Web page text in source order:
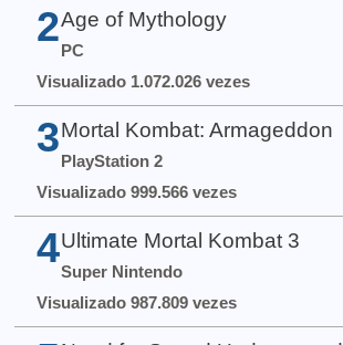
2 Age of Mythology
PC
Visualizado 1.072.026 vezes
3 Mortal Kombat: Armageddon
PlayStation 2
Visualizado 999.566 vezes
4 Ultimate Mortal Kombat 3
Super Nintendo
Visualizado 987.809 vezes